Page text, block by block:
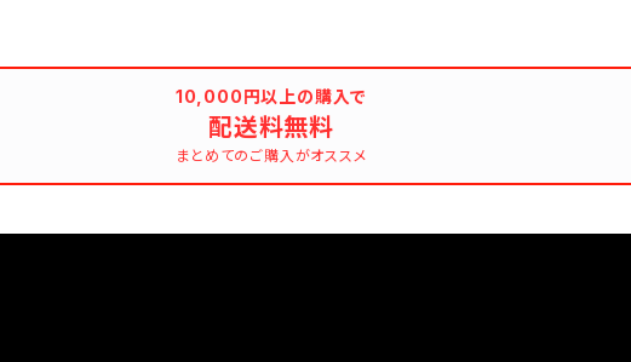
10,000円以上の購入で
配送料無料
まとめてのご購入がオススメ